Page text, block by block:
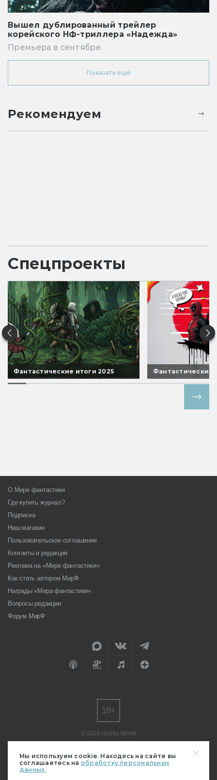
Мы используем cookie. Находясь на сайте вы
соглашаетесь на обработку персональных
данных.
Вышел дублированный трейлер
корейского НФ-триллера «Надежда»
Премьера в сентябре.
Показать ещё
Рекомендуем
Спецпроекты
Фантастические итоги 2025 Фантастические
О Мире фантастики
Где купить журнал?
Подписка
Наш магазин
Пользовательское соглашение
Контакты и редакция
Реклама на «Мире фантастики»
Как стать автором МирФ
Награды «Мира фантастики»
Вопросы редакции
Форум МирФ
© 2026 Hobby World
редакции.
Мнение авторов может не совпадать с мнением редакции.
Свидетельство о регистрации СМИ серия Эл № ФС77-82485
18+